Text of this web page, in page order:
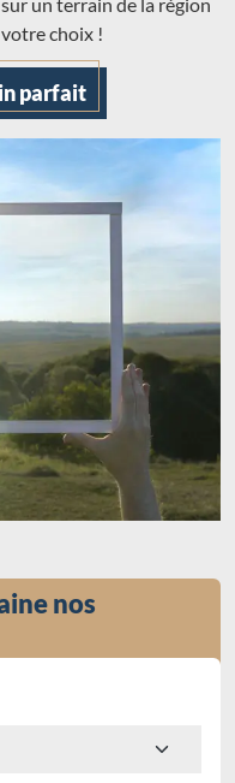
choix !
parfait
nos